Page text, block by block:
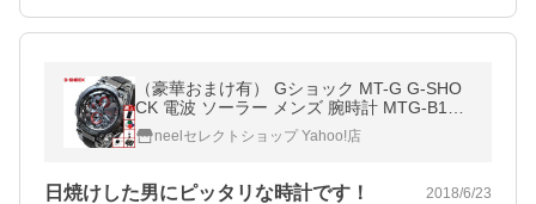
（豪華おまけ有） Gショック MT-G G-SHO
CK 電波 ソーラー メンズ 腕時計 MTG-B100
0B-1AJF ジーショック
neelセレクトショップ Yahoo!店
日焼けした男にピッタリな時計です！ 2018/6/23